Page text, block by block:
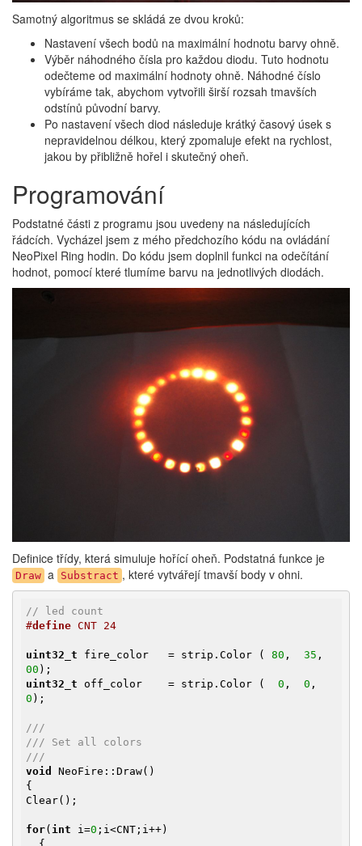
Samotný algoritmus se skládá ze dvou kroků:
Nastavení všech bodů na maximální hodnotu barvy ohně.
Výběr náhodného čísla pro každou diodu. Tuto hodnotu
odečteme od maximální hodnoty ohně. Náhodné číslo
vybíráme tak, abychom vytvořili širší rozsah tmavších
odstínů původní barvy.
Po nastavení všech diod následuje krátký časový úsek s
nepravidelnou délkou, který zpomaluje efekt na rychlost,
jakou by přibližně hořel i skutečný oheň.
Programování
Podstatné části z programu jsou uvedeny na následujících
řádcích. Vycházel jsem z mého předchozího kódu na ovládání
NeoPixel Ring hodin. Do kódu jsem doplnil funkci na odečítání
hodnot, pomocí které tlumíme barvu na jednotlivých diodách.
Definice třídy, která simuluje hořící oheň. Podstatná funkce je
Draw a Substract , které vytvářejí tmavší body v ohni.
// led count
#define CNT 24
uint32_t fire_color   = strip.Color ( 80 , 35
00
uint32_t off_color    = strip.Color ( 0 , 0
0 );
///
/// Set all colors
///
void
NeoFire::Draw()
{
Clear();
for( int i=0 ;i<CNT;i++)